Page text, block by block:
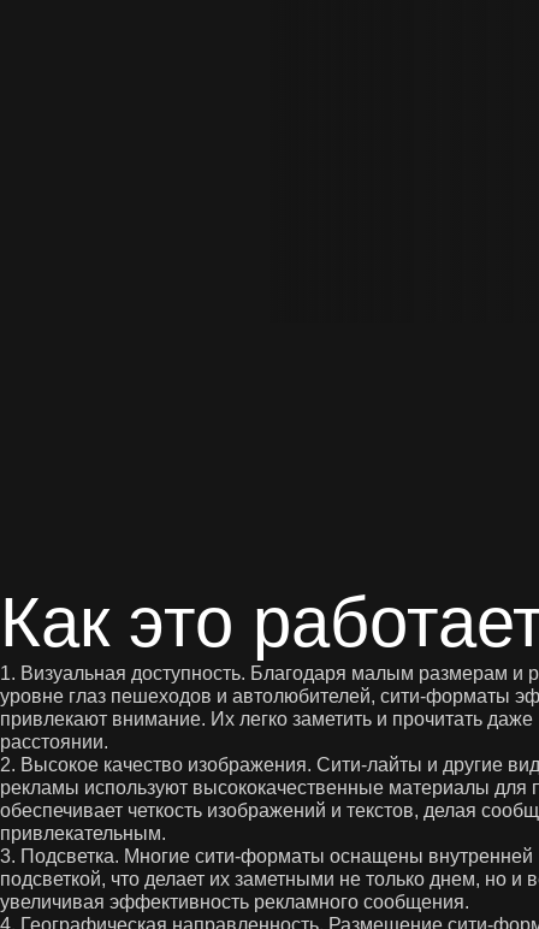
Как это
1. Визуальная доступность. Благодаря малым размерам и
уровне глаз пешеходов и автолюбителей, сити-форматы
привлекают внимание. Их легко заметить и прочитать
расстоянии.
2. Высокое качество изображения. Сити-лайты и другие
рекламы используют высококачественные материалы для
обеспечивает четкость изображений и текстов, делая
привлекательным.
3. Подсветка. Многие сити-форматы оснащены
подсветкой, что делает их заметными не только днем, но и
увеличивая эффективность рекламного сообщения.
4. Географическая направленность. Размещение сити-